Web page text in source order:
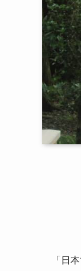
「日